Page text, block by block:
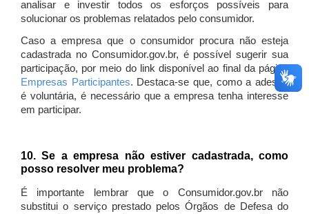
analisar e investir todos os esforços possíveis para
solucionar os problemas relatados pelo consumidor.
Caso a empresa que o consumidor procura não esteja
cadastrada no Consumidor.gov.br, é possível sugerir sua
participação, por meio do link disponível ao final da página
Empresas Participantes. Destaca-se que, como a adesão
é voluntária, é necessário que a empresa tenha interesse
em participar.
10. Se a empresa não estiver cadastrada, como
posso resolver meu problema?
É importante lembrar que o Consumidor.gov.br não
substitui o serviço prestado pelos Órgãos de Defesa do